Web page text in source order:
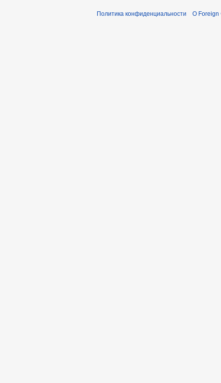
Политика конфиденциальности О Foreign